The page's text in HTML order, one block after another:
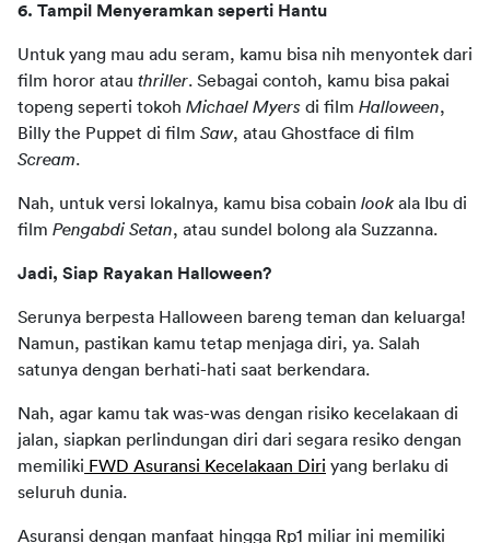
6. Tampil Menyeramkan seperti Hantu
Untuk yang mau adu seram, kamu bisa nih menyontek dari
film horor atau thriller. Sebagai contoh, kamu bisa pakai
topeng seperti tokoh Michael Myers di film Halloween,
Billy the Puppet di film Saw
Scream.
Nah, untuk versi lokalnya, kamu bisa cobain look ala Ibu di
film Pengabdi Setan, atau sundel bolong ala Suzzanna.
Jadi, Siap Rayakan Halloween?
Serunya berpesta Halloween bareng teman dan keluarga!
Namun, pastikan kamu tetap menjaga diri, ya. Salah
satunya dengan berhati-hati saat berkendara.
Nah, agar kamu tak was-was dengan risiko kecelakaan di
jalan, siapkan perlindungan diri dari segara resiko dengan
memiliki FWD Asuransi Kecelakaan Diri yang berlaku di
seluruh dunia.
Asuransi dengan manfaat hingga Rp1 miliar ini memiliki